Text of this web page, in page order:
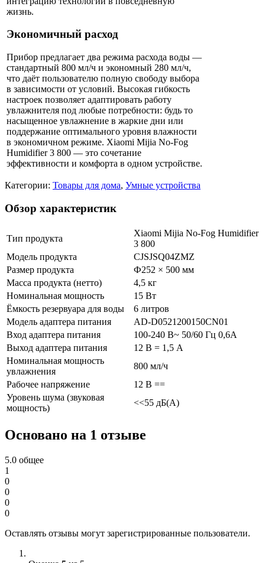
жизнь.
Экономичный расход
Прибор предлагает два режима расхода воды —
стандартный 800 мл/ч и экономный 280 мл/ч,
что даёт пользователю полную свободу выбора
в зависимости от условий. Высокая гибкость
настроек позволяет адаптировать работу
увлажнителя под любые потребности: будь то
насыщенное увлажнение в жаркие дни или
поддержание оптимального уровня влажности
в экономичном режиме. Xiaomi Mijia No-Fog
Humidifier 3 800 — это сочетание
эффективности и комфорта в одном устройстве.
Категории: Товары для дома, Умные устройства
Обзор характеристик
Тип продукта
Xiaomi Mijia No-Fog Humidifier
3 800
Модель продукта
CJSJSQ04ZMZ
Размер продукта
Ф252 × 500 мм
Масса продукта (нетто)
4,5 кг
Номинальная мощность
15 Вт
Ёмкость резервуара для воды
6 литров
Модель адаптера питания
AD-D0521200150CN01
Вход адаптера питания
100-240 В~ 50/60 Гц 0,6А
Выход адаптера питания
12 В = 1,5 А
Номинальная мощность
увлажнения
800 мл/ч
Рабочее напряжение
12 В ==
Уровень шума (звуковая
мощность)
<<55 дБ(А)
Основано на 1 отзыве
5.0 общее
1
0
0
0
0
Оставлять отзывы могут зарегистрированные пользователи.